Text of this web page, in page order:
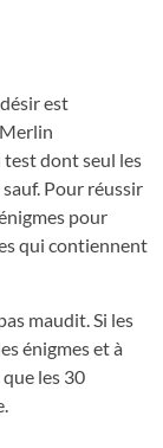
est
test dont seul les
Pour réussir
pour
qui contiennent
maudit. Si les
énigmes et à
les 30